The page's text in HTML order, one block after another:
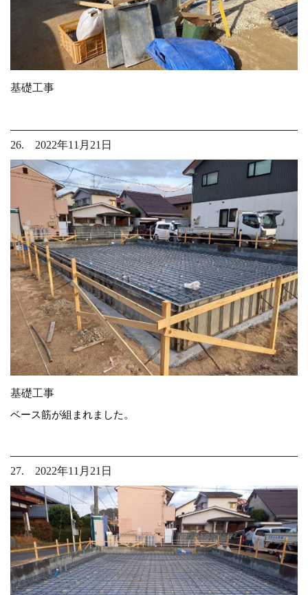
基礎工事
26. 2022年11月21日
基礎工事
ベース筋が組まれました。
27. 2022年11月21日